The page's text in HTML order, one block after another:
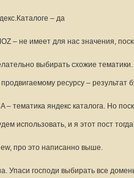
– да
– не имеет для нас значения,
выбирать схожие
продвигаемому ресурсу –
– тематика яндекс каталога. Но
использовать, и я этот пост
про это написанно выше.
Упаси господи выбирать все